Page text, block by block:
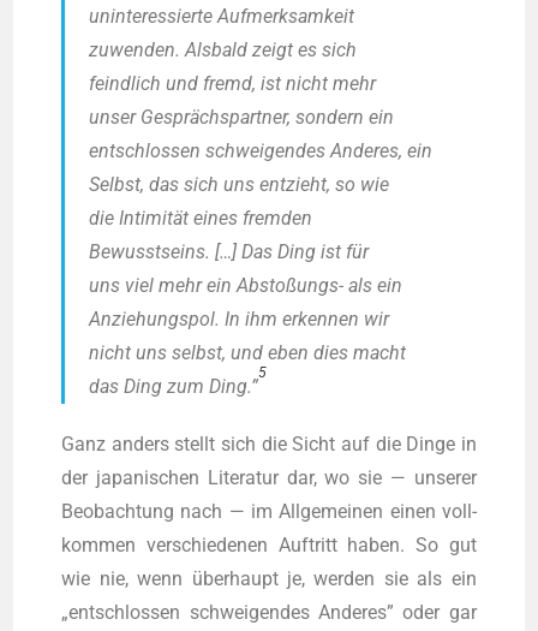
unin­ter­es­sier­te Auf­merk­sam­keit
zuwen­den. Als­bald zeigt es sich
feind­lich und fremd, ist nicht mehr
unser Gesprächs­part­ner, son­dern ein
ent­schlos­sen schwei­gen­des Ande­res, ein
Selbst, das sich uns ent­zieht, so wie
die Inti­mi­tät eines frem­den
Bewusst­seins. […] Das Ding ist für
uns viel mehr ein Absto­ßungs- als ein
Anzie­hungs­pol. In ihm erken­nen wir
nicht uns selbst, und eben dies macht
das Ding zum Ding.”
5
Ganz anders stellt sich die Sicht auf die Din­ge in
der japa­ni­schen Lite­ra­tur dar, wo sie — unse­rer
Beob­ach­tung nach — im All­ge­mei­nen einen voll­
kom­men ver­schie­de­nen Auf­tritt haben. So gut
wie nie, wenn über­haupt je, wer­den sie als ein
„ent­schlos­sen schwei­gen­des Ande­res” oder gar